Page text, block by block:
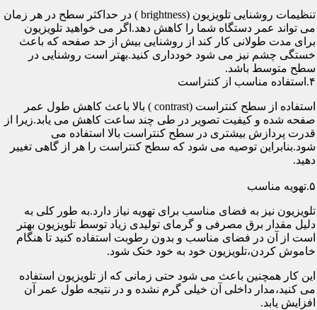
تنظیمات روشنایی تلویزیون (brightness ) در حداکثر سطح در هر زمان
می تواند عمر دستگاه شما را کاهش دهد.اگر می خواهید تلویزیون
برای مدت طولانی کار کند از روشنایی بیش از حد صفحه که باعث
خستگی چشم نیز می شود خودداری کنید.بهتر است روشنایی در
سطح متوسط باشد.
۴.استفاده مناسب از کنتراست
استفاده از سطح کنتراست (contrast ) بالا باعث کاهش طول عمر
صفحه شده و کیفیت تصویر در طی چند ساعت کاهش می یابد.زیرا از
قدرت پردازش بیشتری در سطح کنتراست بالا استفاده می
شود.بنابراین توصیه می شود که سطح کنتراست را هر از گاهی تغییر
دهید.
۵.تهویه مناسب
تلویزیون نیز به فضای مناسب برای تهویه نیاز دارد.به طور کلی به
دلیل مقدار برق مصرفی و گرمای تولیدی زیاد توسط تلویزیون بهتر
است از آن در فضای مناسب و بدون رطوبت استفاده کنید تا هنگام
خاموش کردن،تلویزیون خود به خود خنک شود.
این کار همچنین باعث می شود حتی زمانی که از تلویزیون استفاده
می کنید،مدار داخلی آن خیلی گرم نشده و در نتیجه طول عمر آن
افزایش یابد.